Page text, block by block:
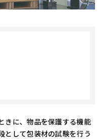
きに、物品を保護する機能
として包装材の試験を行う